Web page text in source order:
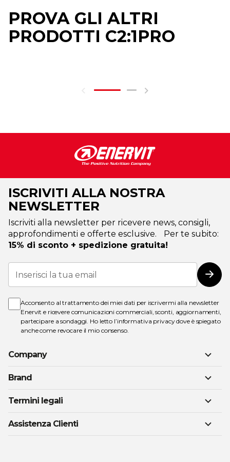
PROVA GLI ALTRI
PRODOTTI C2:1PRO
ISCRIVITI ALLA NOSTRA
NEWSLETTER
Iscriviti alla newsletter per ricevere news, consigli,
approfondimenti e offerte esclusive. Per te subito:
15% di sconto + spedizione gratuita!
Iscriviti
alla
nostra
Acconsento al trattamento dei miei dati per iscrivermi alla newsletter
Enervit e ricevere comunicazioni commerciali, sconti, aggiornamenti,
partecipare a sondaggi. Ho letto l’informativa privacydove è spiegato
anche come revocare il mio consenso.
Company
Brand
Termini legali
Assistenza Clienti